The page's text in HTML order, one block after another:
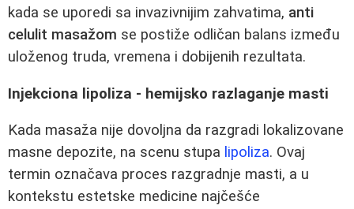
kada se uporedi sa invazivnijim zahvatima, anti
celulit masažom se postiže odličan balans između
uloženog truda, vremena i dobijenih rezultata.
Injekciona lipoliza - hemijsko razlaganje masti
Kada masaža nije dovoljna da razgradi lokalizovane
masne depozite, na scenu stupa lipoliza. Ovaj
termin označava proces razgradnje masti, a u
kontekstu estetske medicine najčešće